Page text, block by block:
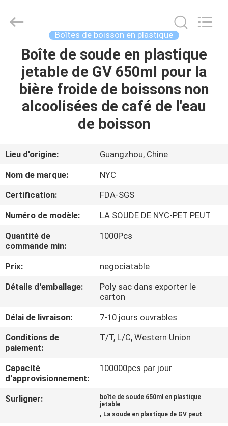
MAISON
PRODUITS
DE
NOUS
VISITE
D'USINE
CONTRÔLE
DE
QUALITÉ
CONTACTEZ-
NOUS
NOUVELLES
CAS
Products
Co.,Ltd..
Reserved.
Developed
Boîtes de boisson en plastique
Boîte de soude en plastique
jetable de GV 650ml pour la
bière froide de boissons non
alcoolisées de café de l'eau
de boisson
Lieu d'origine:
Guangzhou, Chine
Nom de marque:
NYC
Certification:
FDA-SGS
Numéro de modèle:
LA SOUDE DE NYC-PET PEUT
Quantité de
commande min:
1000Pcs
Prix:
negociatable
Détails d'emballage:
Poly sac dans exporter le
carton
Délai de livraison:
7-10 jours ouvrables
Conditions de
paiement:
T/T, L/C, Western Union
Capacité
d'approvisionnement:
100000pcs par jour
Surligner:
boîte de soude 650ml en plastique
jetable
, La soude en plastique de GV peut